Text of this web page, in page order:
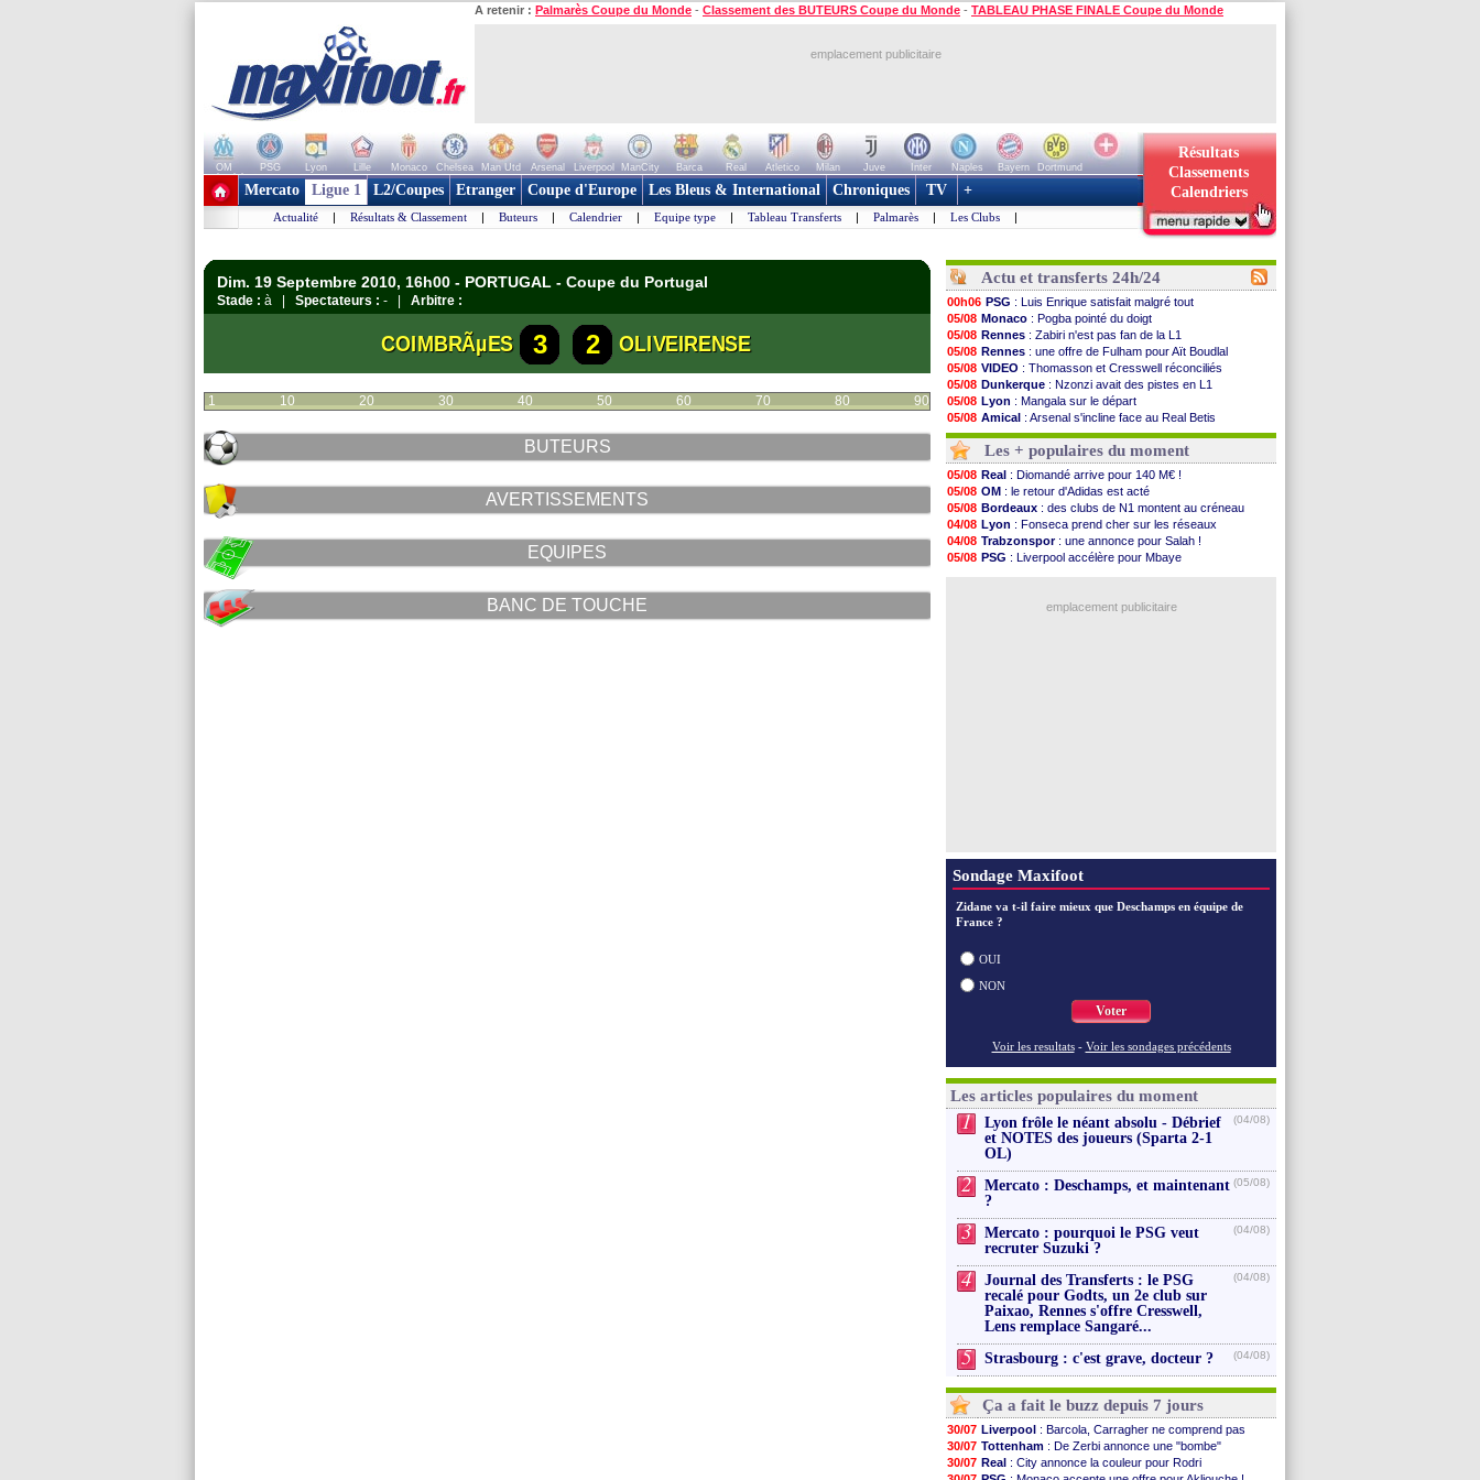
A retenir : Palmarès Coupe du Monde - Classement des BUTEURS Coupe du Monde - TABLEAU PHASE FINALE Coupe du Monde
emplacement publicitaire
OM PSG Lyon Lille Monaco Chelsea Man Utd Arsenal Liverpool ManCity Barca Real Atletico Milan Juve Inter Naples Bayern
Dortmund
+ de clubs
Résultats
Classements
Calendriers
Mercato Ligue 1 L2/Coupes Etranger Coupe d'Europe Les Bleus & International Chroniques TV +
Actualité | Résultats & Classement | Buteurs | Calendrier | Equipe type | Tableau Transferts | Palmarès | Les Clubs |
Dim. 19 Septembre 2010, 16h00 - PORTUGAL - Coupe du Portugal
Stade : à | Spectateurs : - | Arbitre :
COIMBRÃµES 3 2 OLIVEIRENSE
1 10 20 30 40 50 60 70 80 90
BUTEURS
AVERTISSEMENTS
EQUIPES
BANC DE TOUCHE
Actu et transferts 24h/24
00h06 PSG : Luis Enrique satisfait malgré tout
05/08 Monaco : Pogba pointé du doigt
05/08 Rennes : Zabiri n'est pas fan de la L1
05/08 Rennes : une offre de Fulham pour Aït Boudlal
05/08 VIDEO : Thomasson et Cresswell réconciliés
05/08 Dunkerque : Nzonzi avait des pistes en L1
05/08 Lyon : Mangala sur le départ
05/08 Amical : Arsenal s'incline face au Real Betis
05/08 Amical: lourde défaite pour le PSG
05/08
Man City: Maresca flou pour Reijnders
05/08 LdC: Fenerbahçe prend une belle option
05/08 Al-Diriyah: Mbemba arrive libre (officiel)
05/08 Atletico: le plan d'Alvarez à son retour
05/08 Amical: premier succès pour Brest
05/08 VIDEO: le joli but de Greenwood avec le Fener !
05/08 CdM 2030: une promesse d'Infantino au Maroc ...
05/08 PSG : la compo pour le premier match amical
: l'OM domine Al-Shahaniya
Les + populaires du moment
05/08 Real : Diomandé arrive pour 140 M€ !
05/08 OM : le retour d'Adidas est acté
05/08 Bordeaux : des clubs de N1 montent au créneau
04/08 Lyon : Fonseca prend cher sur les réseaux
04/08 Trabzonspor : une annonce pour Salah !
05/08 PSG : Liverpool accélère pour Mbaye
emplacement publicitaire
Sondage Maxifoot
Zidane va t-il faire mieux que Deschamps en équipe de
France ?
OUI
NON
Voter
Voir les resultats - Voir les sondages précédents
Les articles populaires du moment
1
Lyon frôle le néant absolu - Débrief
et NOTES des joueurs (Sparta 2-1
OL)
(04/08)
2
Mercato : Deschamps, et maintenant
?
(05/08)
3
Mercato : pourquoi le PSG veut
recruter Suzuki ?
(04/08)
4
Journal des Transferts : le PSG
recalé pour Godts, un 2e club sur
Paixao, Rennes s'offre Cresswell,
Lens remplace Sangaré...
(04/08)
5 Strasbourg : c'est grave, docteur ? (04/08)
Ça a fait le buzz depuis 7 jours
30/07 Liverpool : Barcola, Carragher ne comprend pas
30/07 Tottenham : De Zerbi annonce une "bombe"
30/07 Real : City annonce la couleur pour Rodri